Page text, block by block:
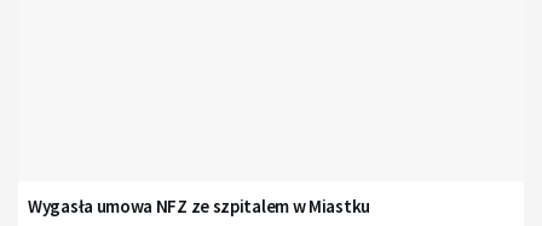
Wygasła umowa NFZ ze szpitalem w Miastku